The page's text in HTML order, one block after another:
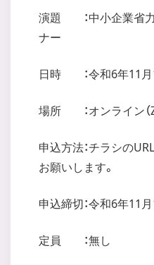
演題 ：中小企業省力
ナー
日時 ：令和6年11
場所 ：オンライン（
申込方法：チラシの
お願いします。
申込締切：令和6年11
定員 ：無し